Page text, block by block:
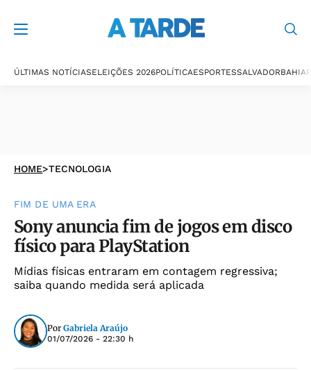
ÚLTIMAS NOTÍCIASELEIÇÕES 2026POLÍTICAESPORTESSALVADORBAHIA
HOME>TECNOLOGIA
FIM DE UMA ERA
Sony anuncia fim de jogos em disco
físico para PlayStation
Mídias físicas entraram em contagem regressiva;
saiba quando medida será aplicada
Por Gabriela Araújo
01/07/2026 - 22:30 h